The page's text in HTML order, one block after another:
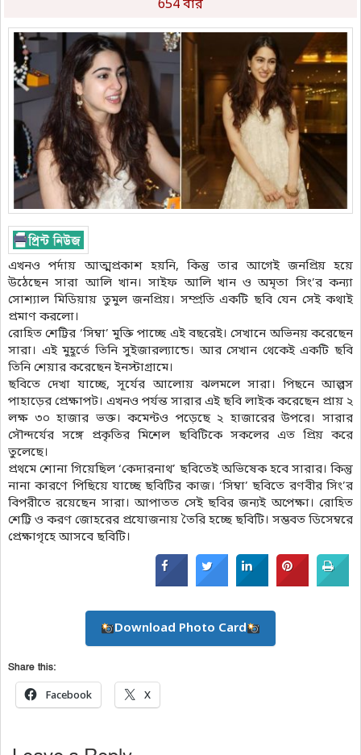
654 বার
এখনও পর্দায় আত্মপ্রকাশ হয়নি, কিন্তু তার আগেই জনপ্রিয় হয়ে
উঠেছেন সারা আলি খান। সাইফ আলি খান ও অমৃতা সিং’র কন্যা
সোশ্যাল মিডিয়ায় তুমুল জনপ্রিয়। সম্প্রতি একটি ছবি যেন সেই কথাই
প্রমাণ করলো।
রোহিত শেট্টির ‘সিম্বা’ মুক্তি পাচ্ছে এই বছরেই। সেখানে অভিনয় করেছেন
সারা। এই মুহূর্তে তিনি সুইজারল্যান্ডে। আর সেখান থেকেই একটি ছবি
তিনি শেয়ার করেছেন ইনস্টাগ্রামে।
ছবিতে দেখা যাচ্ছে, সূর্যের আলোয় ঝলমলে সারা। পিছনে আল্পস
পাহাড়ের প্রেক্ষাপট। এখনও পর্যন্ত সারার এই ছবি লাইক করেছেন প্রায় ২
লক্ষ ৩০ হাজার ভক্ত। কমেন্টও পড়েছে ২ হাজারের উপরে। সারার
সৌন্দর্যের সঙ্গে প্রকৃতির মিশেল ছবিটিকে সকলের এত প্রিয় করে
তুলেছে।
প্রথমে শোনা গিয়েছিল ‘কেদারনাথ’ ছবিতেই অভিষেক হবে সারার। কিন্তু
নানা কারণে পিছিয়ে যাচ্ছে ছবিটির কাজ। ‘সিম্বা’ ছবিতে রণবীর সিং’র
বিপরীতে রয়েছেন সারা। আপাতত সেই ছবির জন্যই অপেক্ষা। রোহিত
শেট্টি ও করণ জোহরের প্রযোজনায় তৈরি হচ্ছে ছবিটি। সম্ভবত ডিসেম্বরে
প্রেক্ষাগৃহে আসবে ছবিটি।
Download Photo Card
Share this:
Facebook X